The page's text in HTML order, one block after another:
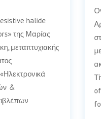
halide
της Μαρίας
μεταπτυχιακής
&